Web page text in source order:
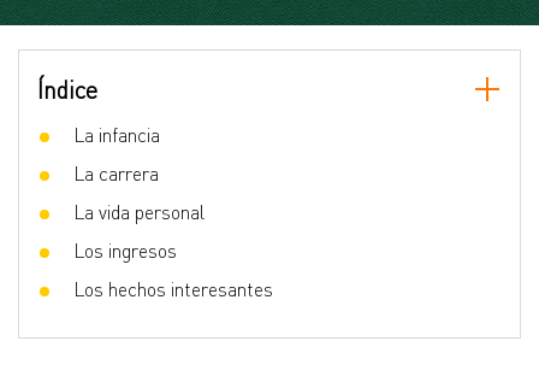
Índice
La infancia
La carrera
La vida personal
Los ingresos
Los hechos interesantes